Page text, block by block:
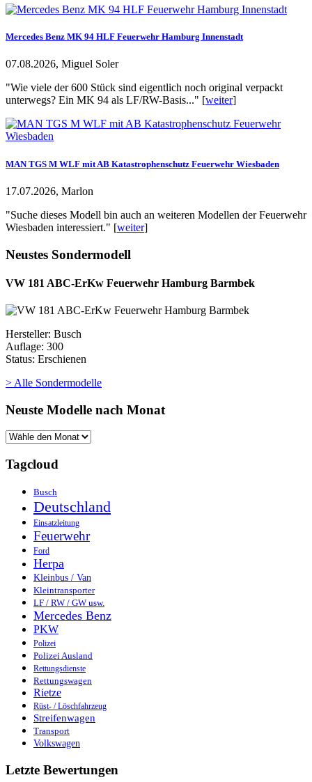
Mercedes Benz MK 94 HLF Feuerwehr Hamburg Innenstadt
07.08.2026, Miguel Soler
"Wie viele der 600 Stück sind eigentlich noch original verpackt
unterwegs? Ein MK 94 als LF/RW-Basis..." [weiter]
MAN TGS M WLF mit AB Katastrophenschutz Feuerwehr Wiesbaden
17.07.2026, Marlon
"Suche dieses Modell bin auch an weiteren Modellen der Feuerwehr
Wiesbaden interessiert." [weiter]
Neustes Sondermodell
VW 181 ABC-ErKw Feuerwehr Hamburg Barmbek
Hersteller: Busch
Auflage: 300
Status: Erschienen
> Alle Sondermodelle
Neuste Modelle nach Monat
Tagcloud
Busch
Deutschland
Einsatzleitung
Feuerwehr
Ford
Herpa
Kleinbus / Van
Kleintransporter
LF / RW / GW usw.
Mercedes Benz
PKW
Polizei
Polizei Ausland
Rettungsdienste
Rettungswagen
Rietze
Rüst- / Löschfahrzeug
Streifenwagen
Transport
Volkswagen
Letzte Bewertungen